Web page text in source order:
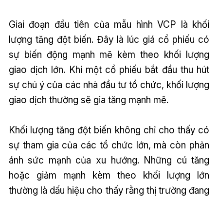
Giai đoạn đầu tiên của mẫu hình VCP là khối
lượng tăng đột biến. Đây là lúc giá cổ phiếu có
sự biến động mạnh mẽ kèm theo khối lượng
giao dịch lớn. Khi một cổ phiếu bắt đầu thu hút
sự chú ý của các nhà đầu tư tổ chức, khối lượng
giao dịch thường sẽ gia tăng mạnh mẽ.
Khối lượng tăng đột biến không chỉ cho thấy có
sự tham gia của các tổ chức lớn, mà còn phản
ánh sức mạnh của xu hướng. Những cú tăng
hoặc giảm mạnh kèm theo khối lượng lớn
thường là dấu hiệu cho thấy rằng thị trường đang